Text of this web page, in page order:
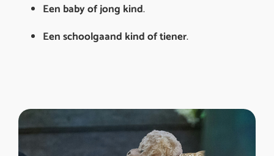
Een baby of jong kind.
Een schoolgaand kind of tiener.